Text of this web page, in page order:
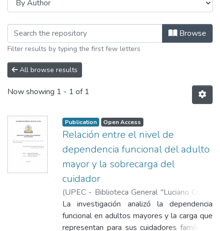
Browsing Facultad de Ciencias de
Browse
Filter results by typing the first few letters
All browse results
Now showing 1 - 1 of 1
Publication Open Access
Relación entre el nivel de
dependencia funcional del adulto
mayor y la sobrecarga del
cuidador
(UPEC - Biblioteca General "Luciano Coral"
2025-10-30)
Aguilar Ortiz, Génesis
Daniela; Benavides Irua, Jaqueline
Estefanya;Gordón Díaz, Blanca Nelly
La investigación analizó la dependencia
funcional en adultos mayores y la carga que
representan para sus cuidadores familiares